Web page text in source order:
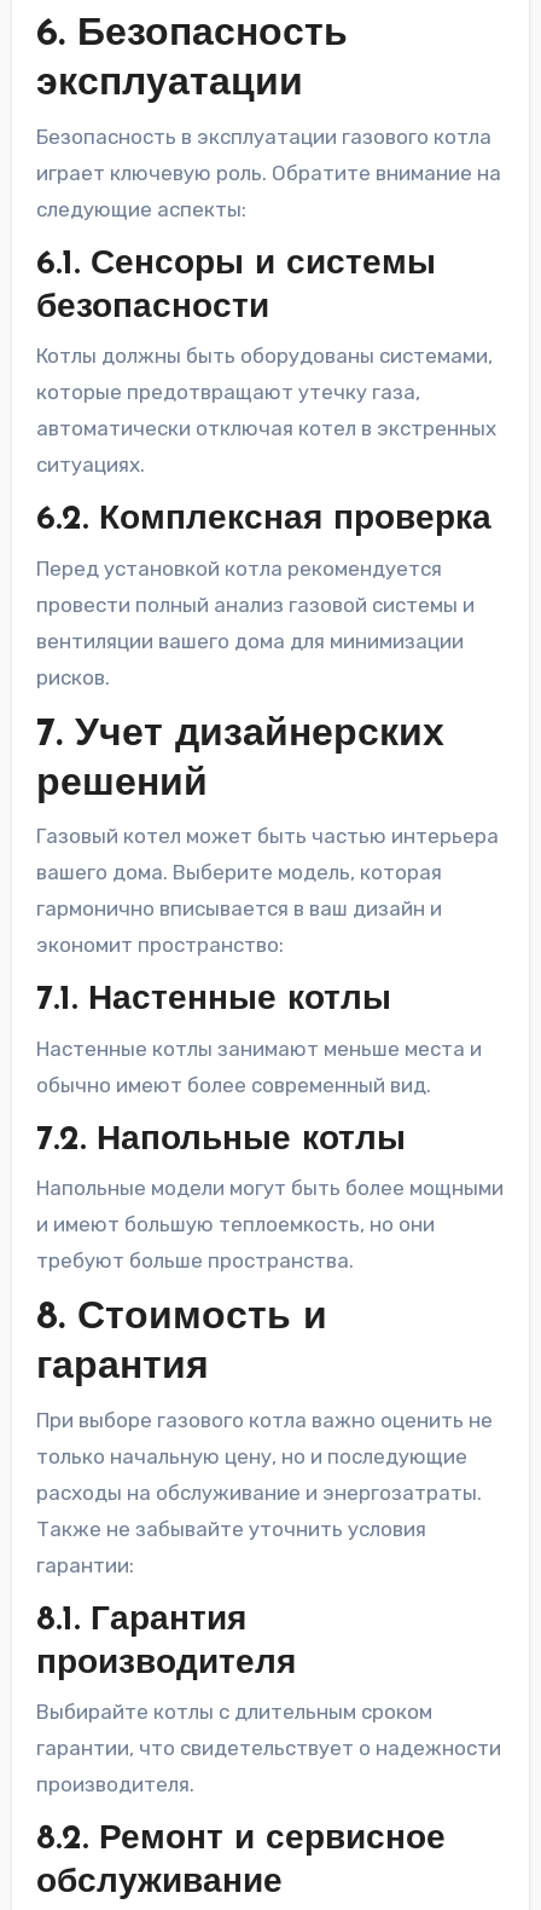
6. Безопасность
эксплуатации
Безопасность в эксплуатации газового котла
играет ключевую роль. Обратите внимание на
следующие аспекты:
6.1. Сенсоры и системы
безопасности
Котлы должны быть оборудованы системами,
которые предотвращают утечку газа,
автоматически отключая котел в экстренных
ситуациях.
6.2. Комплексная проверка
Перед установкой котла рекомендуется
провести полный анализ газовой системы и
вентиляции вашего дома для минимизации
рисков.
7. Учет дизайнерских
решений
Газовый котел может быть частью интерьера
вашего дома. Выберите модель, которая
гармонично вписывается в ваш дизайн и
экономит пространство:
7.1. Настенные котлы
Настенные котлы занимают меньше места и
обычно имеют более современный вид.
7.2. Напольные котлы
Напольные модели могут быть более мощными
и имеют большую теплоемкость, но они
требуют больше пространства.
8. Стоимость и
гарантия
При выборе газового котла важно оценить не
только начальную цену, но и последующие
расходы на обслуживание и энергозатраты.
Также не забывайте уточнить условия
гарантии:
8.1. Гарантия
производителя
Выбирайте котлы с длительным сроком
гарантии, что свидетельствует о надежности
производителя.
8.2. Ремонт и сервисное
обслуживание